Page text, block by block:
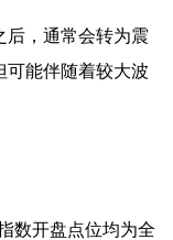
，通常会转为震
可能伴随着较大波
开盘点位均为全